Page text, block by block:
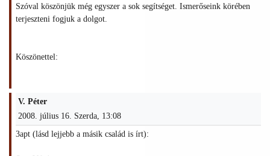
Szóval köszönjük még egyszer a sok segítséget. Ismerőseink körében
terjeszteni fogjuk a dolgot.
Köszönettel:
V. Péter
2008. július 16. Szerda, 13:08
3apt (lásd lejjebb a másik család is írt):